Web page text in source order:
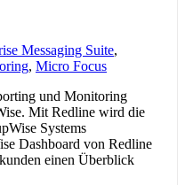
Messaging Suite,
, Micro Focus
und Monitoring
Mit Redline wird die
Systems
Dashboard von Redline
einen Überblick